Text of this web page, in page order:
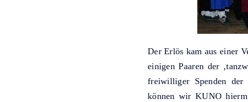
Der Erlös kam aus einer
einigen Paaren der
freiwilliger Spenden der
können wir KUNO